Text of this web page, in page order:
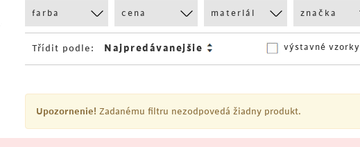
farba cena materiál značka
Třídit podle: výstavné vzorky
Upozornenie! Zadanému filtru nezodpovedá žiadny produkt.